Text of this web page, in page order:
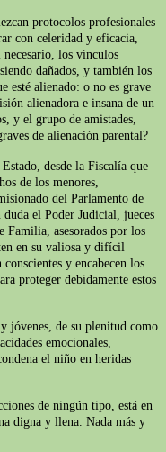
protocolos profesionales
con celeridad y eficacia,
los vínculos
dañados, y también los
esté alienado: o no es grave
alienadora e insana de un
y el grupo de amistades,
de alienación parental?
desde la Fiscalía que
de los menores,
del Parlamento de
el Poder Judicial, jueces
Familia, asesorados por los
en su valiosa y difícil
y encabecen los
proteger debidamente estos
jóvenes, de su plenitud como
emocionales,
el niño en heridas
de ningún tipo, está en
digna y llena. Nada más y